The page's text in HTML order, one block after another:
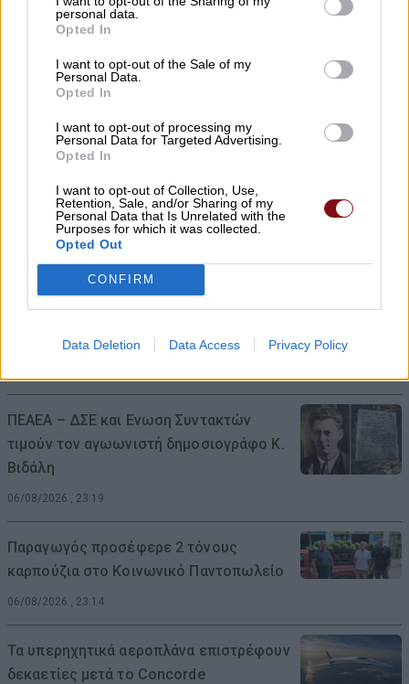
personal data.
Opted In
I want to opt-out of the Sale of my
Personal Data.
Opted In
I want to opt-out of processing my
Personal Data for Targeted Advertising.
Opted In
I want to opt-out of Collection, Use,
Retention, Sale, and/or Sharing of my
Personal Data that Is Unrelated with the
Purposes for which it was collected.
Opted Out
CONFIRM
Data Deletion Data Access Privacy Policy
06/08/2026 , 23:55
Τσιουρή
06/08/2026 , 23:47
Κάλυψη κενών θέσεων στο Πρότυπο ΓΕΛ
με τέστ δεξιοτήτων
06/08/2026 , 23:33
απάτης σε βάρος Λαρισαίας
ΠΕΑΕΑ – ΔΣΕ και Ενωση Συντακτών
τιμούν τον αγωωνιστή δημοσιογράφο Κ.
Βιδάλη
06/08/2026 , 23:19
Παραγωγός προσέφερε 2 τόνους
καρπούζια στο Κοινωνικό Παντοπωλείο
06/08/2026 , 23:14
Τα υπερηχητικά αεροπλάνα επιστρέφουν
δεκαετίες μετά το Concorde